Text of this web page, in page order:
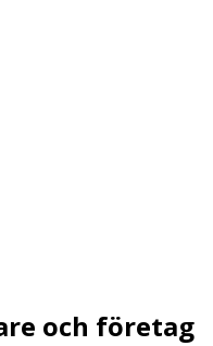
och företag